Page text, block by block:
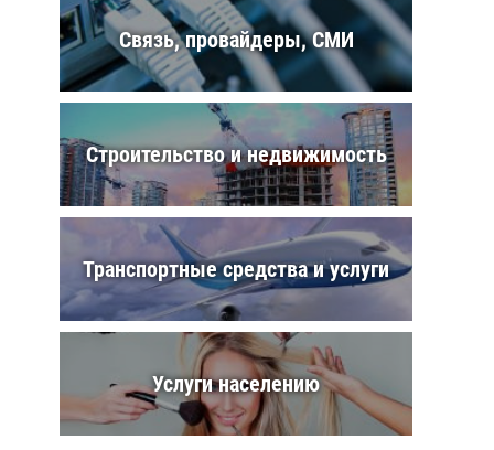
Связь, провайдеры, СМИ
Строительство и недвижимость
Транспортные средства и услуги
Услуги населению